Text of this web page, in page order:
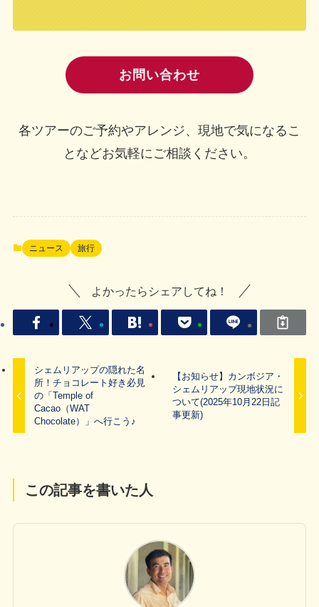
お問い合わせ
各ツアーのご予約やアレンジ、現地で気になるこ
となどお気軽にご相談ください。
ニュース 旅行
よかったらシェアしてね！
シェムリアップの隠れた名
所！チョコレート好き必見
の「Temple of
Cacao（WAT
Chocolate）」へ行こう♪
【お知らせ】カンボジア・
シェムリアップ現地状況に
ついて(2025年10月22日記
事更新)
この記事を書いた人